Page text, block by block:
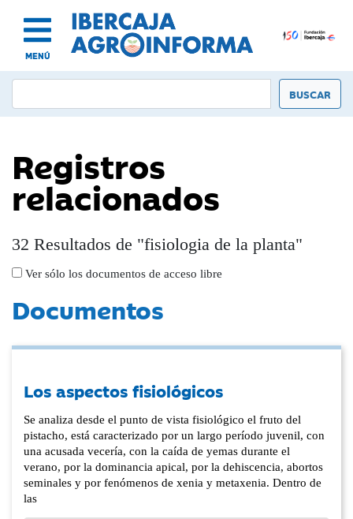
MENÚ
Registros
relacionados
32 Resultados de "fisiologia de la planta"
Ver sólo los documentos de acceso libre
Documentos
Los aspectos fisiológicos
Se analiza desde el punto de vista fisiológico el fruto del
pistacho, está caracterizado por un largo período juvenil, con
una acusada vecería, con la caída de yemas durante el
verano, por la dominancia apical, por la dehiscencia, abortos
seminales y por fenómenos de xenia y metaxenia. Dentro de
las